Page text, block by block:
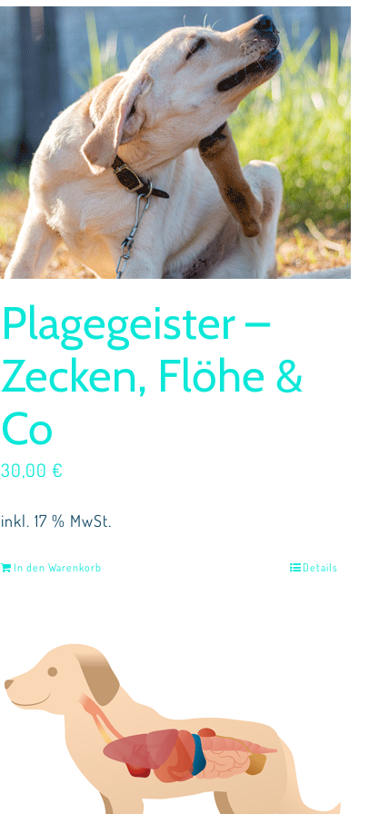
Plagegeister –
Zecken, Flöhe &
Co
30,00 €
inkl. 17 % MwSt.
In den Warenkorb Details